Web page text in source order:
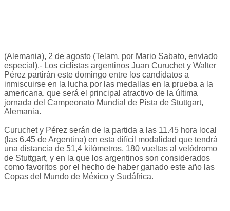
(Alemania), 2 de agosto (Telam, por Mario Sabato, enviado
especial).- Los ciclistas argentinos Juan Curuchet y Walter
Pérez partirán este domingo entre los candidatos a
inmiscuirse en la lucha por las medallas en la prueba a la
americana, que será el principal atractivo de la última
jornada del Campeonato Mundial de Pista de Stuttgart,
Alemania.
Curuchet y Pérez serán de la partida a las 11.45 hora local
(las 6.45 de Argentina) en esta difícil modalidad que tendrá
una distancia de 51,4 kilómetros, 180 vueltas al velódromo
de Stuttgart, y en la que los argentinos son considerados
como favoritos por el hecho de haber ganado este año las
Copas del Mundo de México y Sudáfrica.